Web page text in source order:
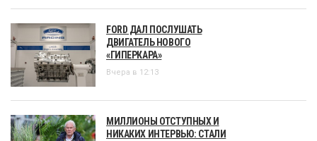
FORD ДАЛ ПОСЛУШАТЬ
ДВИГАТЕЛЬ НОВОГО
«ГИПЕРКАРА»
Вчера в 12:13
МИЛЛИОНЫ ОТСТУПНЫХ И
НИКАКИХ ИНТЕРВЬЮ: СТАЛИ